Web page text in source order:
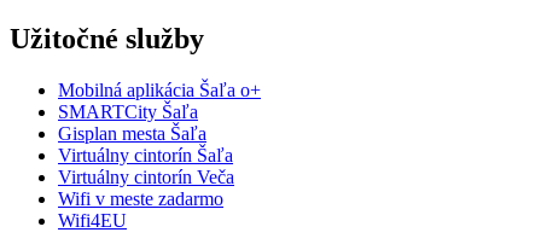
Užitočné služby
Mobilná aplikácia Šaľa o+
SMARTCity Šaľa
Gisplan mesta Šaľa
Virtuálny cintorín Šaľa
Virtuálny cintorín Veča
Wifi v meste zadarmo
Wifi4EU